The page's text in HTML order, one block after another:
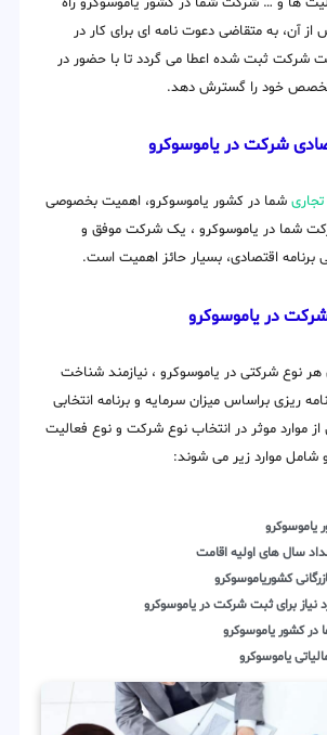
آن، به متقاضی دعوت نامه ای برای کار در
شرکت ثبت شده اعطا می گردد تا با حضور در
تخصص خود را گسترش دهد.
شرکت در یاموسوکرو
تجاری شما در کشور یاموسوکرو، اهمیت بخصوصی
شما در یاموسوکرو ، یک شرکت موفق و
برنامه اقتصادی، بسیار حائز اهمیت است.
در یاموسوکرو
هر نوع شرکتی در یاموسوکرو ، نیازمند شناخت
ریزی براساس میزان سرمایه و برنامه انتخابی
موارد موثر در انتخاب نوع شرکت و نوع فعالیت
شامل موارد زیر می شوند:
یاموسوکرو
سال های اولیه اقامت
کشوریاموسوکرو
نیاز برای ثبت شرکت در یاموسوکرو
در کشور یاموسوکرو
یاموسوکرو